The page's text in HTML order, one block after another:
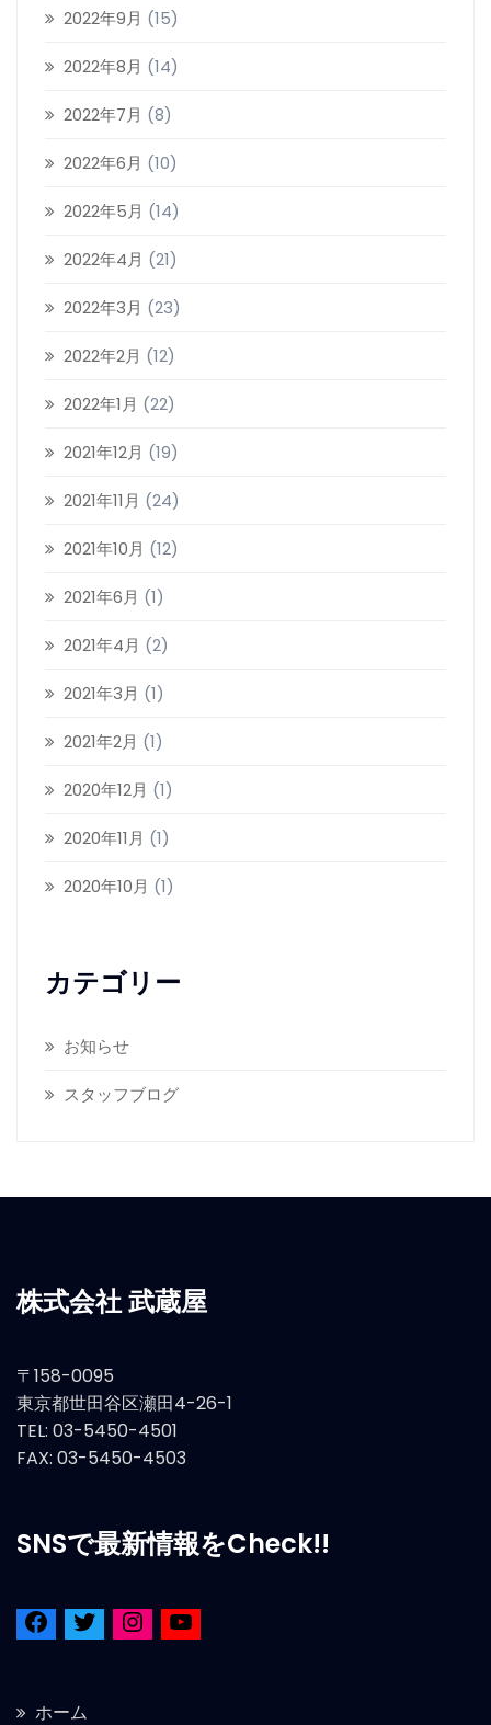
2022年9月 (15)
2022年8月 (14)
2022年7月 (8)
2022年6月 (10)
2022年5月 (14)
2022年4月 (21)
2022年3月 (23)
2022年2月 (12)
2022年1月 (22)
2021年12月 (19)
2021年11月 (24)
2021年10月 (12)
2021年6月 (1)
2021年4月 (2)
2021年3月 (1)
2021年2月 (1)
2020年12月 (1)
2020年11月 (1)
2020年10月 (1)
カテゴリー
お知らせ
スタッフブログ
株式会社 武蔵屋
〒158-0095
東京都世田谷区瀬田4-26-1
TEL: 03-5450-4501
FAX: 03-5450-4503
SNSで最新情報をCheck!!
ホーム